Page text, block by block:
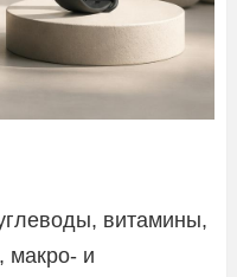
витамины,
макро- и